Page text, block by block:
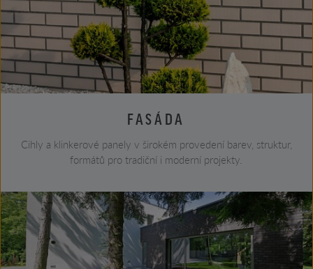
FASÁDA
Cihly a klinkerové panely v širokém provedení barev, struktur,
formátů pro tradiční i moderní projekty.